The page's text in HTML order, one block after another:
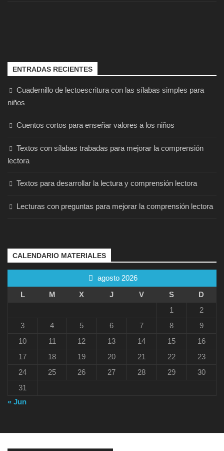
ENTRADAS RECIENTES
Cuadernillo de lectoescritura con las sílabas simples para
niños
Cuentos cortos para enseñar valores a los niños
Textos con sílabas trabadas para mejorar la comprensión
lectora
Textos para desarrollar la lectura y comprensión lectora
Lecturas con preguntas para mejorar la comprensión lectora
CALENDARIO MATERIALES
agosto 2026
L
M X J V S
D
1
2
3
4 5 6 7 8
9
10
11 12 13 14 15
16
17
18 19 20 21 22
23
24
25 26 27 28 29
30
31
« Jun